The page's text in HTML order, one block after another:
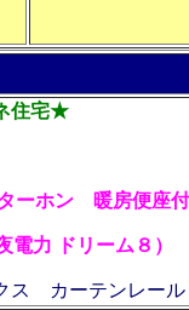
住宅★
ーホン 暖房便座
力 ドリーム８）
ス カーテンレール